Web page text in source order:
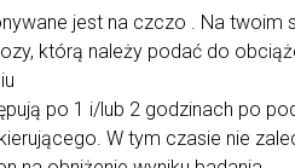
jest na czczo . Na twoim
którą należy podać do
po 1 i/lub 2 godzinach po
W tym czasie nie